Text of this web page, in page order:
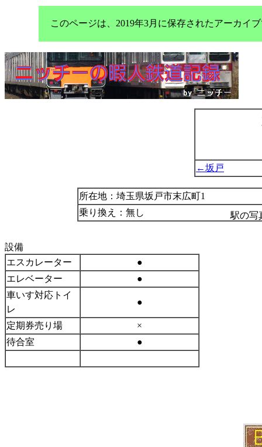
このページは、2019年3月に保存されたアーカイ
←坂戸
所在地：埼玉県坂戸市末広町1
乗り換え：無し
設備
エスカレーター
●
エレベーター
●
車いす対応トイ
レ
●
定期券売り場
×
待合室
●
駅の写